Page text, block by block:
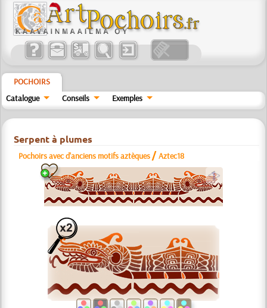
POCHOIRS
Catalogue
Conseils Exemples
Serpent à plumes
Pochoirs avec d'anciens motifs aztèques /Aztec18
a